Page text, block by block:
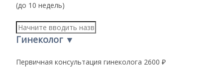
(до 10 недель)
Гинеколог ▼
Первичная консультация гинеколога 2600 ₽